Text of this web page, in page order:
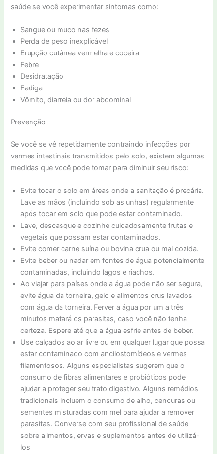
saúde se você experimentar sintomas como:
Sangue ou muco nas fezes
Perda de peso inexplicável
Erupção cutânea vermelha e coceira
Febre
Desidratação
Fadiga
Vômito, diarreia ou dor abdominal
Prevenção
Se você se vê repetidamente contraindo infecções por
vermes intestinais transmitidos pelo solo, existem algumas
medidas que você pode tomar para diminuir seu risco:
Evite tocar o solo em áreas onde a sanitação é precária.
Lave as mãos (incluindo sob as unhas) regularmente
após tocar em solo que pode estar contaminado.
Lave, descasque e cozinhe cuidadosamente frutas e
vegetais que possam estar contaminados.
Evite comer carne suína ou bovina crua ou mal cozida.
Evite beber ou nadar em fontes de água potencialmente
contaminadas, incluindo lagos e riachos.
Ao viajar para países onde a água pode não ser segura,
evite água da torneira, gelo e alimentos crus lavados
com água da torneira. Ferver a água por um a três
minutos matará os parasitas, caso você não tenha
certeza. Espere até que a água esfrie antes de beber.
Use calçados ao ar livre ou em qualquer lugar que possa
estar contaminado com ancilostomídeos e vermes
filamentosos. Alguns especialistas sugerem que o
consumo de fibras alimentares e probióticos pode
ajudar a proteger seu trato digestivo. Alguns remédios
tradicionais incluem o consumo de alho, cenouras ou
sementes misturadas com mel para ajudar a remover
parasitas. Converse com seu profissional de saúde
sobre alimentos, ervas e suplementos antes de utilizá-
los.